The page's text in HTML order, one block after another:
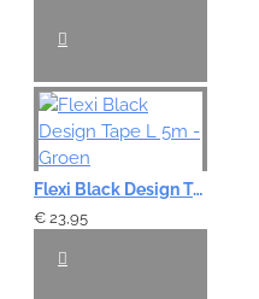
Flexi Black Design Tape L 5m - Groen
€ 23,95